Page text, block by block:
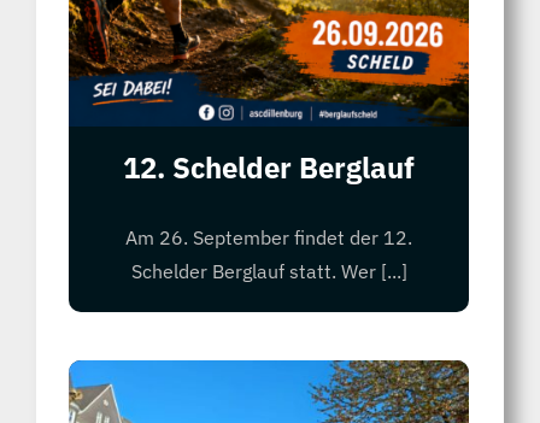
12. Schelder Berglauf
Am 26. September findet der 12.
Schelder Berglauf statt. Wer [...]